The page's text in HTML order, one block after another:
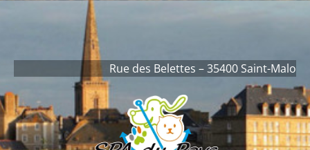
Rue des Belettes – 35400 Saint-Malo